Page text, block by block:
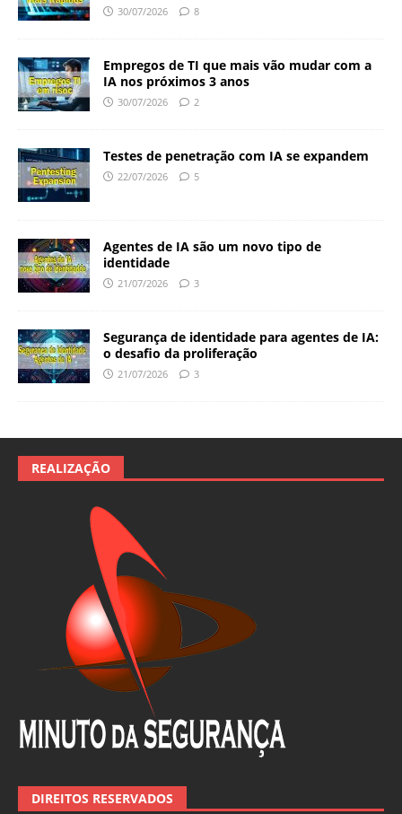
30/07/2026 8
Empregos de TI que mais vão mudar com a
IA nos próximos 3 anos
30/07/2026 2
Testes de penetração com IA se expandem
22/07/2026 5
Agentes de IA são um novo tipo de
identidade
21/07/2026 3
Segurança de identidade para agentes de IA:
o desafio da proliferação
21/07/2026 3
REALIZAÇÃO
DIREITOS RESERVADOS